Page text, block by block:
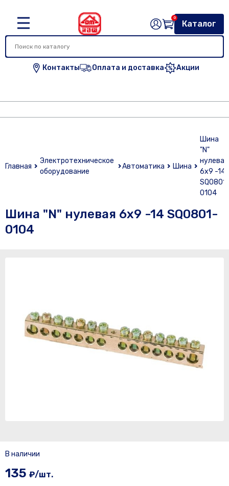
Контакты Оплата и доставка Акции
Каталог
0
Главная
Электротехническое
оборудование
Автоматика Шина
Шина
"N"
нулевая
6х9 -14
SQ0801-
0104
Шина "N" нулевая 6х9 -14 SQ0801-
0104
В наличии
135 ₽/шт.